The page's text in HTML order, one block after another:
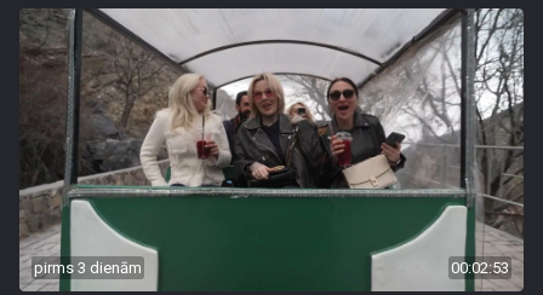
pirms 3 dienām 00:02:53